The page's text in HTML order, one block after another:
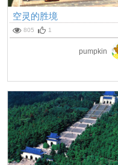
空灵的胜境
805 1
pumpkin